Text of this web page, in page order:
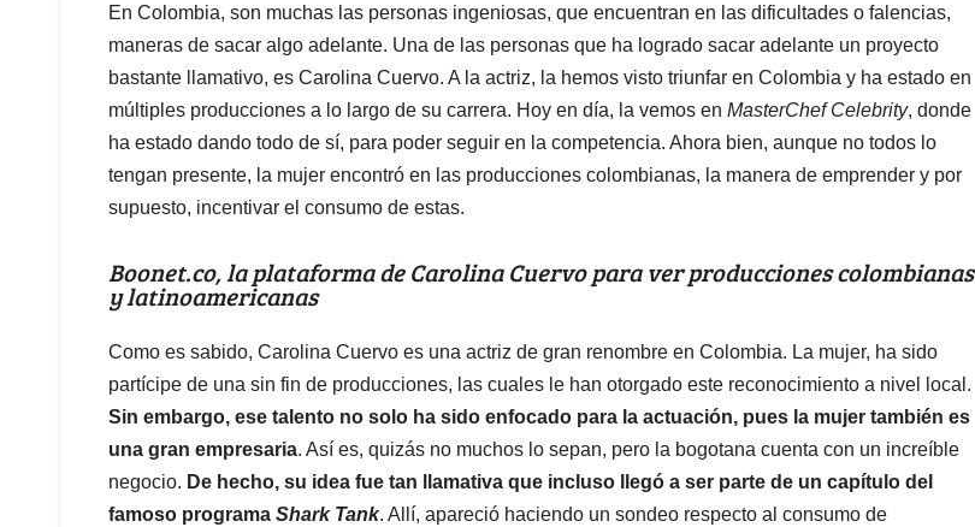
A
p
p
o
o
k
d
I
n
d
s
En Colombia, son muchas las personas ingeniosas, que encuentran en las dificultades o falencias,
maneras de sacar algo adelante. Una de las personas que ha logrado sacar adelante un proyecto
bastante llamativo, es Carolina Cuervo. A la actriz, la hemos visto triunfar en Colombia y ha estado en
múltiples producciones a lo largo de su carrera. Hoy en día, la vemos en MasterChef Celebrity, donde
ha estado dando todo de sí, para poder seguir en la competencia. Ahora bien, aunque no todos lo
tengan presente, la mujer encontró en las producciones colombianas, la manera de emprender y por
supuesto, incentivar el consumo de estas.
Boonet.co, la plataforma de Carolina Cuervo para ver producciones colombianas
y latinoamericanas
Como es sabido, Carolina Cuervo es una actriz de gran renombre en Colombia. La mujer, ha sido
partícipe de una sin fin de producciones, las cuales le han otorgado este reconocimiento a nivel local.
Sin embargo, ese talento no solo ha sido enfocado para la actuación, pues la mujer también es
una gran empresaria. Así es, quizás no muchos lo sepan, pero la bogotana cuenta con un increíble
negocio. De hecho, su idea fue tan llamativa que incluso llegó a ser parte de un capítulo del
famoso programa Shark Tank. Allí, apareció haciendo un sondeo respecto al consumo de